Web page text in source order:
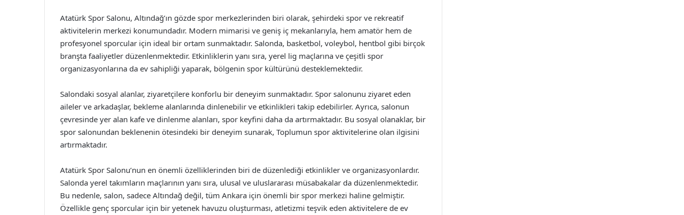
Atatürk Spor Salonu, Altındağ’ın gözde spor merkezlerinden biri olarak, şehirdeki spor ve rekreatif
aktivitelerin merkezi konumundadır. Modern mimarisi ve geniş iç mekanlarıyla, hem amatör hem de
profesyonel sporcular için ideal bir ortam sunmaktadır. Salonda, basketbol, voleybol, hentbol gibi birçok
branşta faaliyetler düzenlenmektedir. Etkinliklerin yanı sıra, yerel lig maçlarına ve çeşitli spor
organizasyonlarına da ev sahipliği yaparak, bölgenin spor kültürünü desteklemektedir.
Salondaki sosyal alanlar, ziyaretçilere konforlu bir deneyim sunmaktadır. Spor salonunu ziyaret eden
aileler ve arkadaşlar, bekleme alanlarında dinlenebilir ve etkinlikleri takip edebilirler. Ayrıca, salonun
çevresinde yer alan kafe ve dinlenme alanları, spor keyfini daha da artırmaktadır. Bu sosyal olanaklar, bir
spor salonundan beklenenin ötesindeki bir deneyim sunarak, Toplumun spor aktivitelerine olan ilgisini
artırmaktadır.
Atatürk Spor Salonu’nun en önemli özelliklerinden biri de düzenlediği etkinlikler ve organizasyonlardır.
Salonda yerel takımların maçlarının yanı sıra, ulusal ve uluslararası müsabakalar da düzenlenmektedir.
Bu nedenle, salon, sadece Altındağ değil, tüm Ankara için önemli bir spor merkezi haline gelmiştir.
Özellikle genç sporcular için bir yetenek havuzu oluşturması, atletizmi teşvik eden aktivitelere de ev